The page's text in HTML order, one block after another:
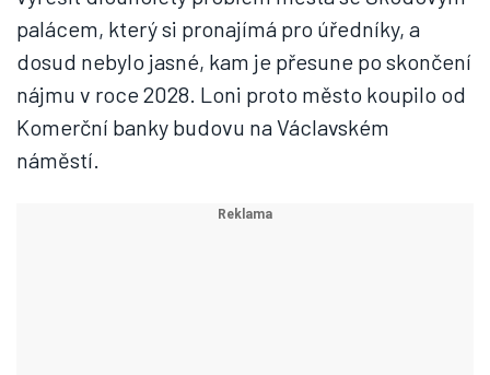
palácem, který si pronajímá pro úředníky, a
dosud nebylo jasné, kam je přesune po skončení
nájmu v roce 2028. Loni proto město koupilo od
Komerční banky budovu na Václavském
náměstí.